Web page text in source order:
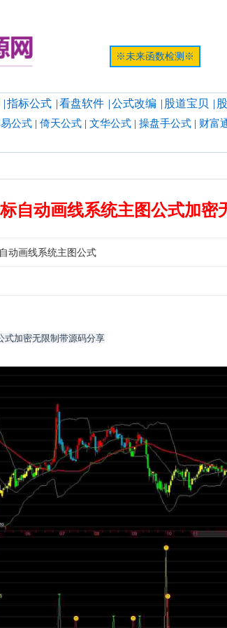
※未来函数检测※
|指标公式 |看盘软件 |公式改编 | 股道宝贝 |
公式 | 倚天公式 | 文华公式 | 操盘手公式 | 财富
自动画线系统主图公式加密
动画线系统主图公式
式加密无限制带源码分享